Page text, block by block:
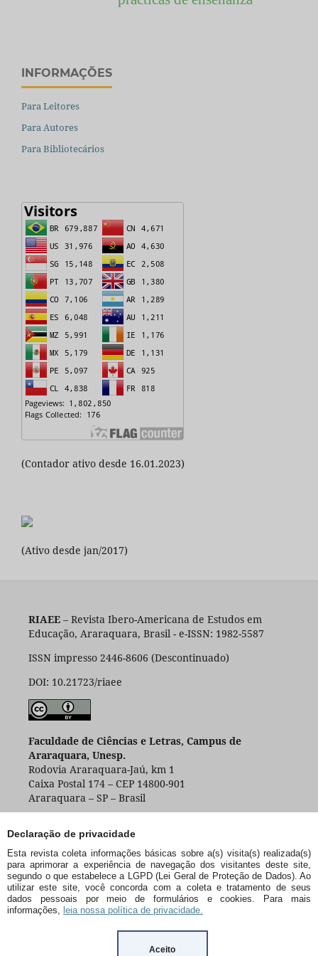
Declaração de privacidade
Esta revista coleta informações básicas sobre a(s) visita(s) realizada(s)
para aprimorar a experiência de navegação dos visitantes deste site,
segundo o que estabelece a LGPD (Lei Geral de Proteção de Dados). Ao
utilizar este site, você concorda com a coleta e tratamento de seus
dados pessoais por meio de formulários e cookies. Para mais
informações, leia nossa política de privacidade.
Aceito
INFORMAÇÕES
Para Leitores
Para Autores
Para Bibliotecários
(Contador ativo desde 16.01.2023)
(Ativo desde jan/2017)
RIAEE– Revista Ibero-Americana de Estudos em
Educação, Araraquara, Brasil - e-ISSN: 1982-5587
ISSN impresso 2446-8606 (Descontinuado)
DOI: 10.21723/riaee
Faculdade de Ciências e Letras, Campus de
Araraquara, Unesp.
Rodovia Araraquara-Jaú, km 1
Caixa Postal 174 – CEP 14800-901
Araraquara – SP – Brasil